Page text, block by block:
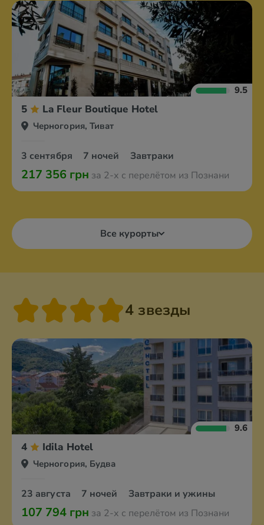
9.5
5 La Fleur Boutique Hotel
Черногория, Тиват
3 сентября 7 ночей Завтраки
217 356 грн за 2-х с перелётом из Познани
Все курорты
4 звезды
9.6
4 Idila Hotel
Черногория, Будва
23 августа 7 ночей Завтраки и ужины
107 794 грн за 2-х с перелётом из Познани